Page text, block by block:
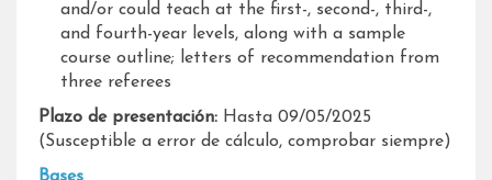
and/or could teach at the first-, second-, third-,
and fourth-year levels, along with a sample
course outline; letters of recommendation from
three referees
Plazo de presentación: Hasta 09/05/2025
(Susceptible a error de cálculo, comprobar siempre)